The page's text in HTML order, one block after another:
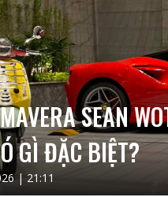
SEAN
GÌ ĐẶC BIỆT?
| 21:11